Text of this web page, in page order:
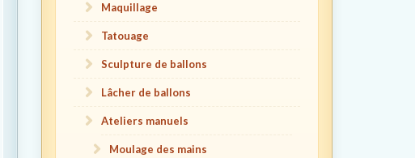
Maquillage
Tatouage
Sculpture de ballons
Lâcher de ballons
Ateliers manuels
Moulage des mains